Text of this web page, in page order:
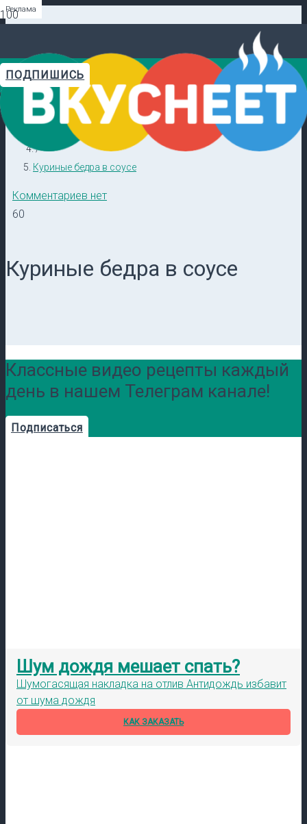
ПОДПИШИСЬ
Видеорецепты в ТГ →
Главная
/
Кулинарные секреты
/
Куриные бедра в соусе
Комментариев нет
60
Куриные бедра в соусе
Классные видео рецепты каждый
день в нашем Телеграм канале!
Подписаться
Шум дождя мешает спать?
Шумогасящая накладка на отлив Антидождь избавит
от шума дождя
КАК ЗАКАЗАТЬ
Реклама
Реклама
Реклама
Реклама
Реклама
Реклама